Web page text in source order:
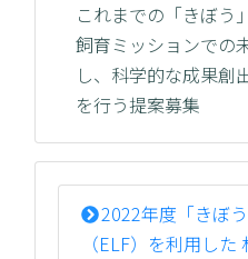
これまでの「きぼう
飼育ミッションでの
し、科学的な成果創
を行う提案募集
2022年度「きぼ
（ELF）を利用し